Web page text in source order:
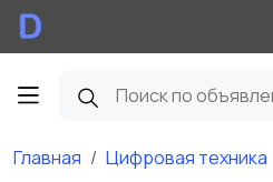
Главная Цифровая техника